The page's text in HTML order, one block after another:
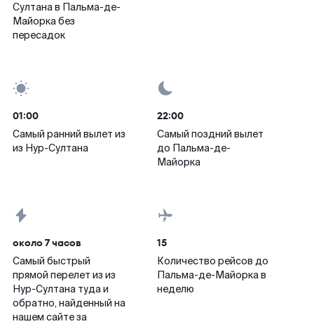
Султана в Пальма-де-
Майорка без
пересадок
01:00
Самый ранний вылет из
из Нур-Султана
22:00
Самый поздний вылет
до Пальма-де-
Майорка
около 7 часов
Самый быстрый
прямой перелет из из
Нур-Султана туда и
обратно, найденный на
нашем сайте за
15
Количество рейсов до
Пальма-де-Майорка в
неделю